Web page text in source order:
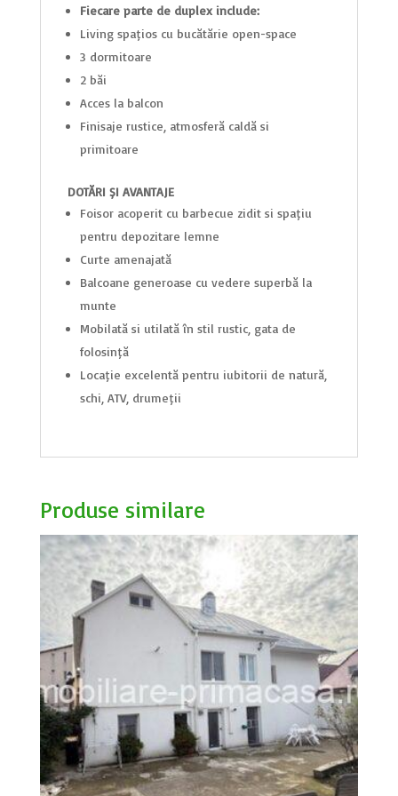
Fiecare parte de duplex include:
Living spațios cu bucătărie open-space
3 dormitoare
2 băi
Acces la balcon
Finisaje rustice, atmosferă caldă și
primitoare
DOTĂRI ȘI AVANTAJE
Foișor acoperit cu barbecue zidit și spațiu
pentru depozitare lemne
Curte amenajată
Balcoane generoase cu vedere superbă la
munte
Mobilată și utilată în stil rustic, gata de
folosință
Locație excelentă pentru iubitorii de natură,
schi, ATV, drumeții
Produse similare